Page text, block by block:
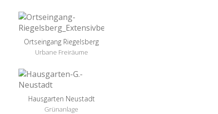
Ortseingang Riegelsberg
Urbane Freiräume
Hausgarten Neustadt
Grünanlage